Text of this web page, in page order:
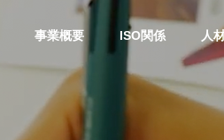
事業概要 ISO関係 人